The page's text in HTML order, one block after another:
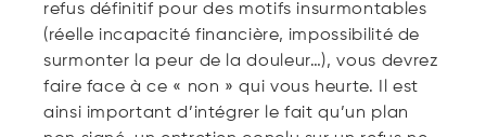
refus définitif pour des motifs insurmontables
(réelle incapacité financière, impossibilité de
surmonter la peur de la douleur…), vous devrez
faire face à ce « non » qui vous heurte. Il est
ainsi important d’intégrer le fait qu’un plan